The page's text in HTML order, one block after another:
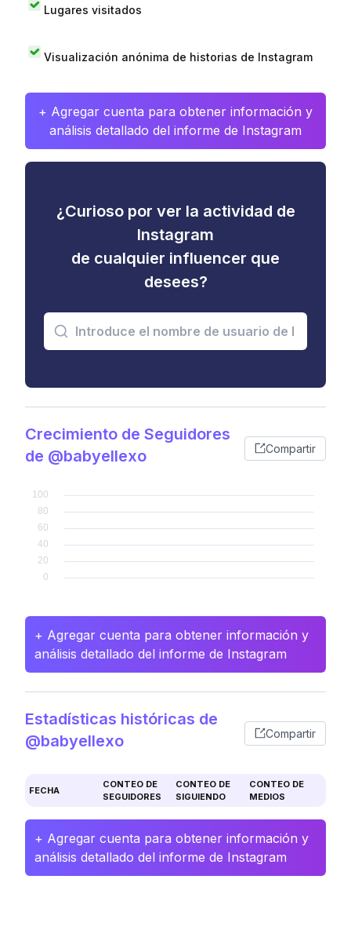
Lugares visitados
Visualización anónima de historias de Instagram
+ Agregar cuenta para obtener información y
análisis detallado del informe de Instagram
¿Curioso por ver la actividad de
Instagram
de cualquier influencer que
desees?
Crecimiento de Seguidores
de @babyellexo
Compartir
+ Agregar cuenta para obtener información y
análisis detallado del informe de Instagram
Estadísticas históricas de
@babyellexo
Compartir
FECHA
CONTEO DE
SEGUIDORES
CONTEO DE
SIGUIENDO
CONTEO DE
MEDIOS
+ Agregar cuenta para obtener información y
análisis detallado del informe de Instagram